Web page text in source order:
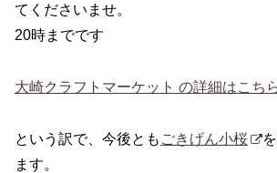
てくださいませ。
20時までです
大崎クラフトマーケット の詳細はこち
という訳で、今後とも ごきげん小桜
ます。